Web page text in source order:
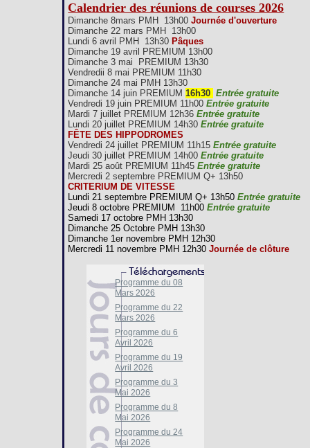
Calendrier des réunions de courses 2026
Dimanche 8mars PMH 13h00Journée d'ouverture
Dimanche 22 mars PMH 13h00
Lundi 6 avril PMH 13h30 Pâques
Dimanche 19 avril PREMIUM 13h00
Dimanche 3 mai PREMIUM 13h30
Vendredii 8 mai PREMIUM 11h30
Dimanche 24 mai PMH 13h30
Dimanche 14 juin PREMIUM16h30 Entrée gratuite
Vendredi 19 juin PREMIUM 11h00Entrée gratuite
Mardi 7 juillet PREMIUM 12h36Entrée gratuite
Lundi 20 juillet PREMIUM 14h30Entrée gratuite
FÊTE DES HIPPODROMES
Vendredi 24 juillet PREMIUM 11h15Entrée gratuite
Jeudi 30 juillet PREMIUM 14h00 Entrée gratuite
Mardi 25 août PREMIUM 11h45Entrée gratuite
Mercredi 2 septembre PREMIUM Q+ 13h50
CRITERIUM DE VITESSE
Lundi 21 septembre PREMIUM Q+ 13h50Entrée gratuite
Jeudi 8 octobre PREMIUM 11h00Entrée gratuite
Samedi 17 octobre PMH 13h30
Dimanche 25 Octobre PMH 13h30
Dimanche 1er novembre PMH 12h30
Mercredi 11 novembre PMH 12h30Journée de clôture
Programme du 08
Mars 2026
Programme du 22
Mars 2026
Programme du 6
Avril 2026
Programme du 19
Avril 2026
Programme du 3
Mai 2026
Programme du 8
Mai 2026
Programme du 24
Mai 2026